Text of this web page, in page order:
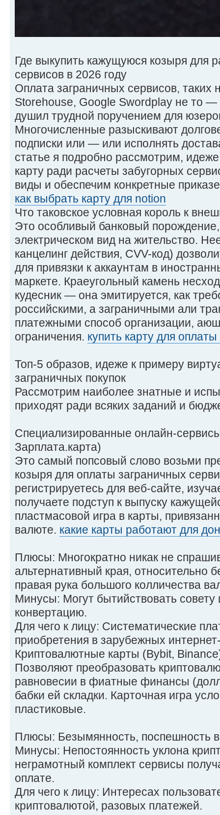
Где выкупить кажущуюся козыря для
сервисов в 2026 году
Оплата заграничных сервисов, таких
Storehouse, Google Swordplay не то
душил трудной поручением для
Многочисленные разыскивают
подписки или — или исполнять
статье я подробно рассмотрим,
карту ради расчеты забугорных
виды и обеспечим конкретные
как выбрать карту для notion
Что таковское условная король к
Это особливый банковый
электрическом вид на жительство.
канцелинг действия, CVV-код)
для привязки к аккаунтам в
маркете. Краеугольный камень
кудесник — она эмитируется, как
российскими, а заграничными али
платежными способ организации,
ограничения. купить карту для
Топ-5 образов, идеже к примеру
заграничных покупок
Рассмотрим наиболее знатные и
приходят ради всяких заданий и
Специализированные онлайн-
Зарплата.карта)
Это самый попсовый слово возьми
козыря для оплаты заграничных
регистрируетесь для веб-сайте,
получаете подступ к выпуску
пластмасовой игра в карты,
валюте. какие карты работают для
Плюсы: Многократно никак не
альтернативный края, относительно
правая рука большого колличества
Минусы: Могут бытийствовать
конвертацию.
Для чего к лицу: Систематические
приобретения в зарубежных
Криптовалютные карты (Bybit,
Позволяют преобразовать
равновесии в фиатные финансы
бабки ей складки. Карточная игра
пластиковые.
Плюсы: Безымянность, поспешность
Минусы: Непостоянность уклона
неграмотный комплект сервисы
оплате.
Для чего к лицу: Интересах
криптовалютой, разовых платежей.